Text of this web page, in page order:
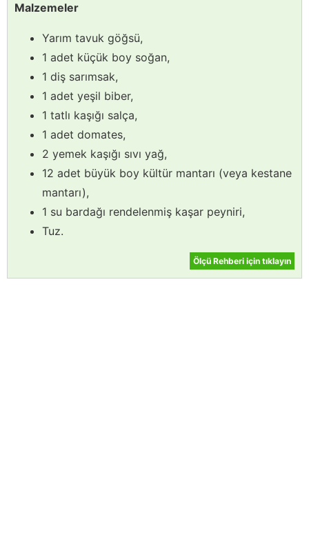
Malzemeler
Yarım tavuk göğsü,
1 adet küçük boy soğan,
1 diş sarımsak,
1 adet yeşil biber,
1 tatlı kaşığı salça,
1 adet domates,
2 yemek kaşığı sıvı yağ,
12 adet büyük boy kültür mantarı (veya kestane
mantarı),
1 su bardağı rendelenmiş kaşar peyniri,
Tuz.
Ölçü Rehberi için tıklayın